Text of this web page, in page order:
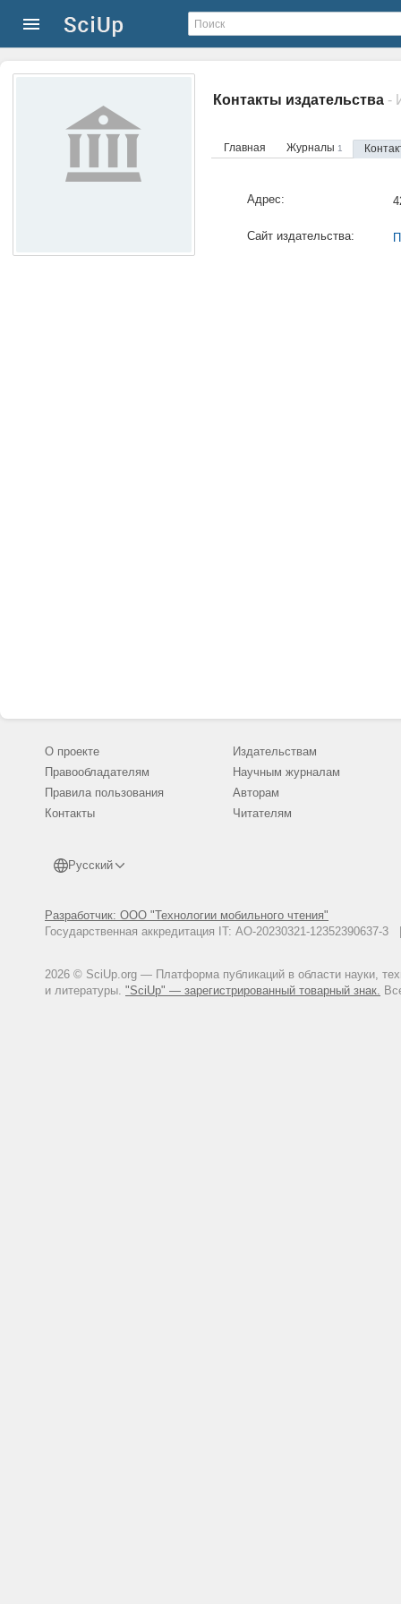
Контакты издательства -
Главная Журналы 1
Адрес:
Сайт издательства:
О проекте
Правообладателям
Правила пользования
Контакты
Русский
Разработчик: ООО "Технологии мобильного чтения"
Государственная аккредитация IT: АО-20230321-
2026 © SciUp.org — Платформа публикаций в области науки,
и литературы. "SciUp" — зарегистрированный товарный знак.
Издательствам
Научным журналам
Авторам
Читателям